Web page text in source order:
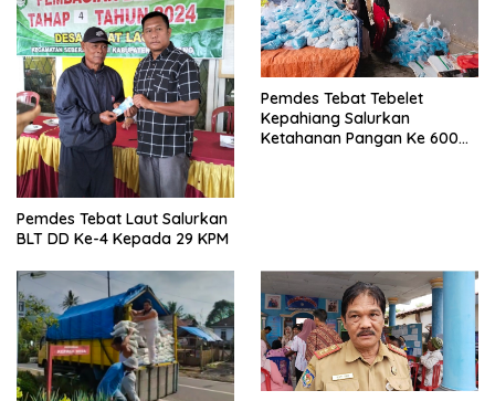
Pemdes Tebat Laut Salurkan
BLT DD Ke-4 Kepada 29 KPM
Pemdes Tebat Tebelet
Kepahiang Salurkan
Ketahanan Pangan Ke 600